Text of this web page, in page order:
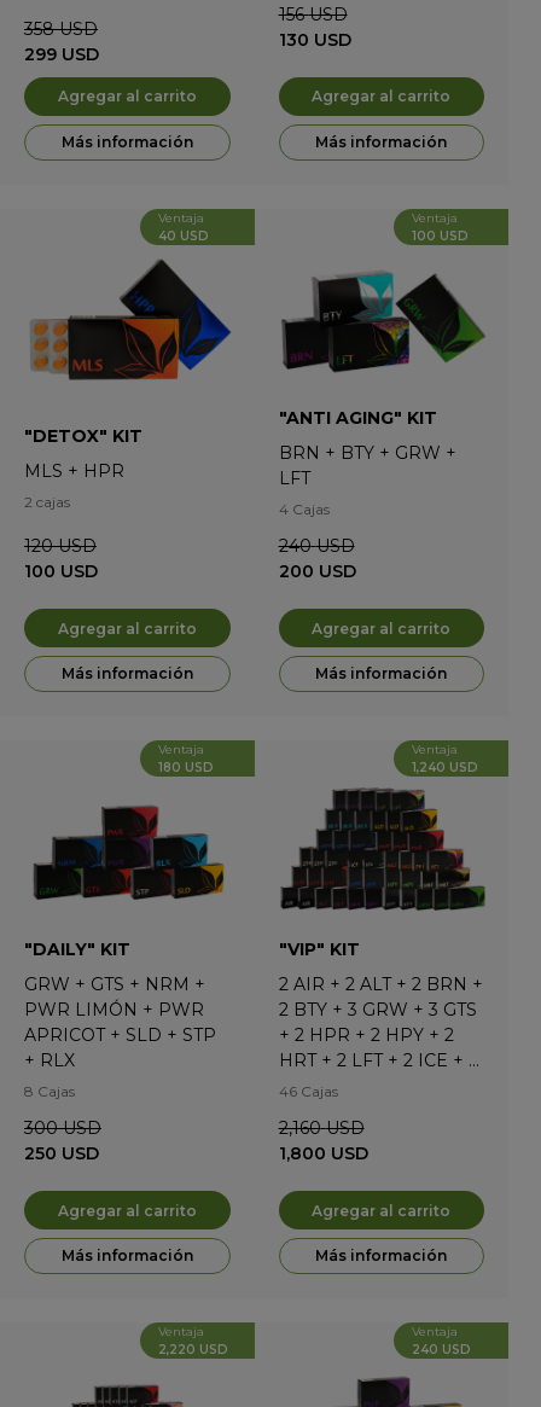
358 USD
299 USD
Agregar al carrito
Más información
156 USD
130 USD
Agregar al carrito
Más información
Ventaja
40 USD
"DETOX" KIT
MLS + HPR
2 cajas
120 USD
100 USD
Agregar al carrito
Más información
Ventaja
100 USD
"ANTI AGING" KIT
BRN + BTY + GRW +
LFT
4 Cajas
240 USD
200 USD
Agregar al carrito
Más información
Ventaja
180 USD
"DAILY" KIT
GRW + GTS + NRM +
PWR LIMÓN + PWR
APRICOT + SLD + STP
+ RLX
8 Cajas
300 USD
250 USD
Agregar al carrito
Más información
Ventaja
1,240 USD
"VIP" KIT
2 AIR + 2 ALT + 2 BRN +
2 BTY + 3 GRW + 3 GTS
+ 2 HPR + 2 HPY + 2
HRT + 2 LFT + 2 ICE + 2
MLS +3
PWR LIMÓN
3 SLD +3 STP
46 Cajas
2,160 USD
1,800 USD
Agregar al carrito
Más información
Ventaja
2,220 USD
Ventaja
240 USD